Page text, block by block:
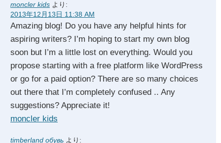
moncler kids より:
2013年12月13日 11:38 AM
Amazing blog! Do you have any helpful hints for
aspiring writers? I’m hoping to start my own blog
soon but I’m a little lost on everything. Would you
propose starting with a free platform like WordPress
or go for a paid option? There are so many choices
out there that I’m completely confused .. Any
suggestions? Appreciate it!
moncler kids
timberland обувь より: